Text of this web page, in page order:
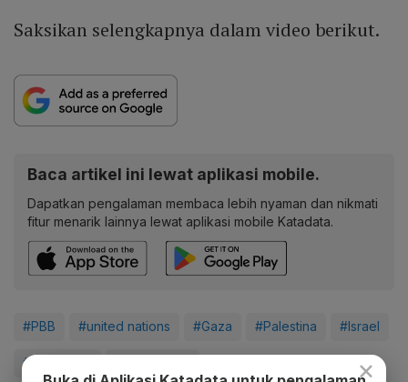
Saksikan selengkapnya dalam video berikut.
Baca artikel ini lewat aplikasi mobile.
Dapatkan pengalaman membaca lebih nyaman dan nikmati
fitur menarik lainnya lewat aplikasi mobile Katadata.
#PBB #united nations #Gaza #Palestina #Israel
#Geopolitik ×